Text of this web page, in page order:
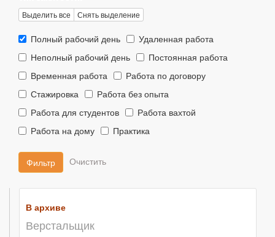
Выделить все Снять выделение
Тип
Полный рабочий день
Тип
занятости::
Удаленная работа
Тип
Неполный рабочий день
Тип
Постоянная работа
Тип
Временная работа
Тип
Работа по договору
Тип
Стажировка
Тип
занятости::
Работа без опыта
Тип
Работа для студентов
Тип
Работа вахтой
Тип
Работа на дому
Тип
Практика
Фильтр
В архиве
Верстальщик